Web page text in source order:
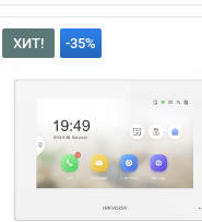
ХИТ! -35%